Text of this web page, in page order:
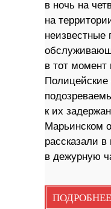
в ночь на
на
неизвестные
в тот момент
Полицейские
к их
Марьинском
рассказали
в дежурную
ПОДРОБНЕЕ